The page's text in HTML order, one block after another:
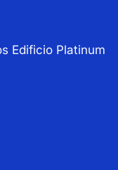
Edificio Platinum